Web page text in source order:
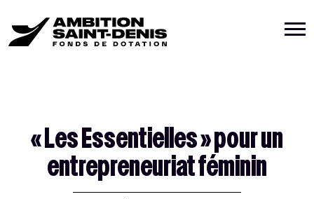
« Les Essentielles » pour un
entrepreneuriat féminin